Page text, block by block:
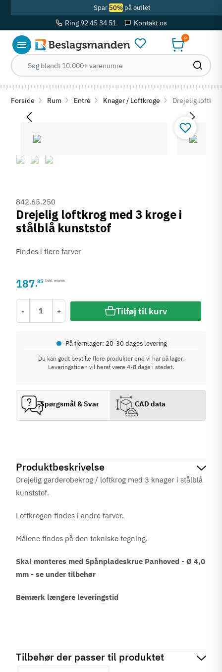
Spar 50%på outlet
Ring 92 45 34 51 Kontakt os
0
Forside Rum Entré Knager / Loftkroge Drejelig
Produktbeskrivelse
Drejelig garderobekrog / loftkrog med 3 knager i stålblå
kunststof.
Loftkrogen findes i andre farver.
Målene findes på den tekniske tegning.
Skal monteres med Spånpladeskrue Panhoved - Ø 4,0
mm - se under tilbehør
Bemærk længere leveringstid
Tilbehør der passer til produktet
842.65.250
Drejelig loftkrog med 3 kroge i
stålblå kunststof
Findes i flere farver
187,85 Inkl. moms
- + Tilføj til kurv
• På fjernlager: 20-30 dages levering
Du kan godt bestille flere produkter end vi har på lager.
Leveringstiden vil heraf være 4-8 dage i stedet.
Spørgsmål & Svar CAD data